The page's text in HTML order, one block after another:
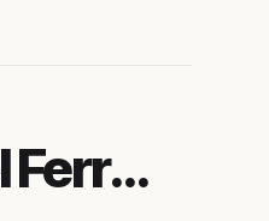
Rua Manoel Ferreira Nobre